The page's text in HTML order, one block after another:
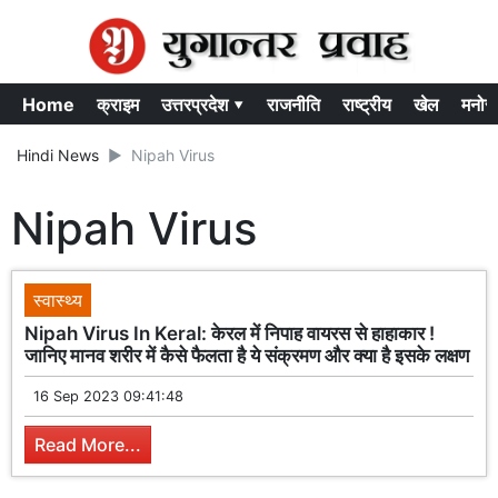
Home क्राइम उत्तरप्रदेश ▾ राजनीति राष्ट्रीय खेल
Hindi News Nipah Virus
Nipah Virus
स्वास्थ्य
Nipah Virus In Keral: केरल में निपाह वायरस से हाहाकार !
जानिए मानव शरीर में कैसे फैलता है ये संक्रमण और क्या है इसके लक्षण
16 Sep 2023 09:41:48
Read More...